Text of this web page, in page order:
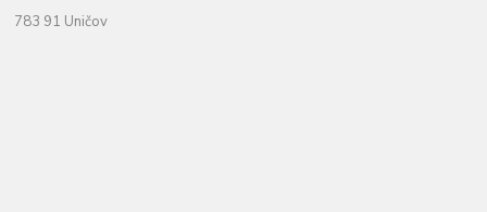
783 91 Uničov